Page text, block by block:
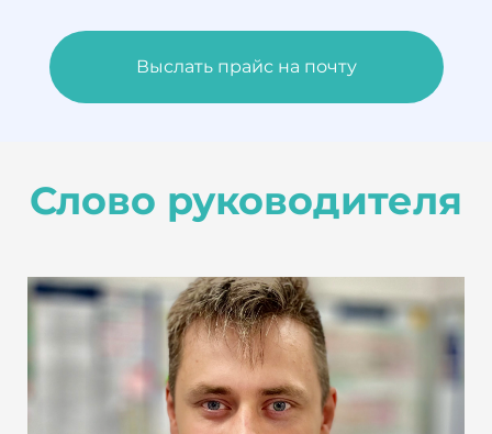
Выслать прайс на почту
Слово руководителя